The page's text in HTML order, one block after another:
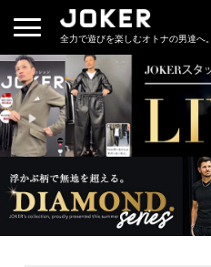
全力で遊びを楽しむオトナの男達へ。